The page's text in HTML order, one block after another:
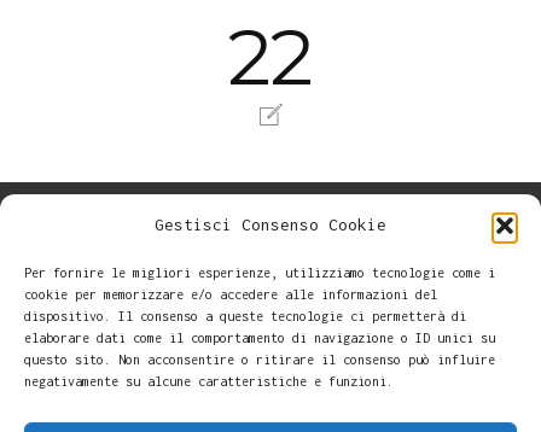
Gestisci Consenso Cookie
Per fornire le migliori esperienze, utilizziamo tecnologie come i
cookie per memorizzare e/o accedere alle informazioni del
dispositivo. Il consenso a queste tecnologie ci permetterà di
elaborare dati come il comportamento di navigazione o ID unici su
questo sito. Non acconsentire o ritirare il consenso può influire
negativamente su alcune caratteristiche e funzioni.
22